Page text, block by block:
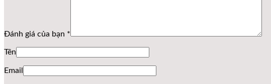
Đánh giá của bạn *
Tên
Email